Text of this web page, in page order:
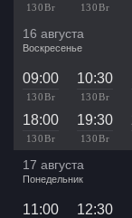
130 Br 130 Br
16 августа
Воскресенье
09:00
130 Br
10:30
130 Br
18:00
130 Br
19:30
130 Br
17 августа
Понедельник
11:00 12:30